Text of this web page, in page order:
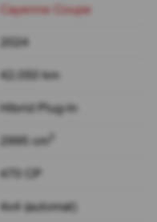
Cayenne Coupe
2024
42.050 km
Hibrid Plug-In
2995 cm
470 CP
4x4 (automat)